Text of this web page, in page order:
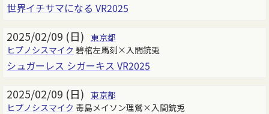
世界イチサマになる VR2025
2025/02/09 (日) 東京都
ヒプノシスマイク 碧棺左馬刻×入間銃兎
シュガーレス シガーキス VR2025
2025/02/09 (日) 東京都
ヒプノシスマイク 毒島メイソン理鶯×入間銃兎